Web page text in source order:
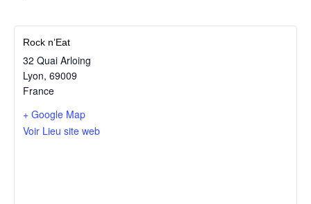
Rock n’Eat
32 Quai Arloing
Lyon, 69009
France
+ Google Map
Voir Lieu site web